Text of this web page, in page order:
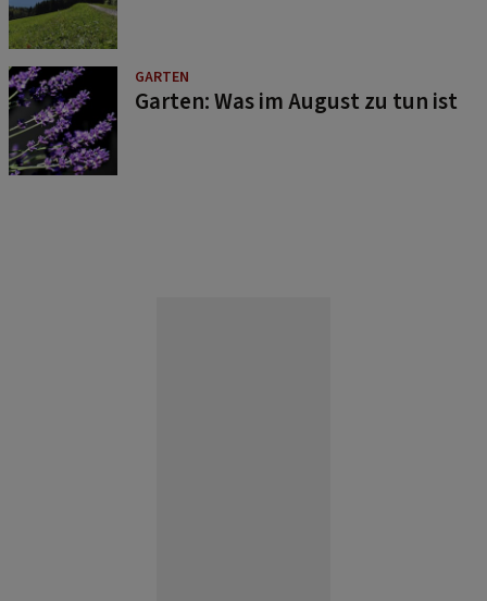
GARTEN
Garten: Was im August zu tun ist